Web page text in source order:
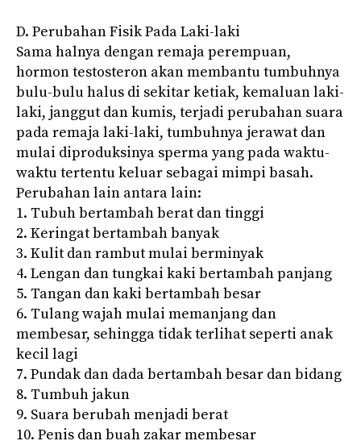
D. Perubahan Fisik Pada Laki-laki
Sama halnya dengan remaja perempuan,
hormon testosteron akan membantu tumbuhnya
bulu-bulu halus di sekitar ketiak, kemaluan laki-
laki, janggut dan kumis, terjadi perubahan suara
pada remaja laki-laki, tumbuhnya jerawat dan
mulai diproduksinya sperma yang pada waktu-
waktu tertentu keluar sebagai mimpi basah.
Perubahan lain antara lain:
1. Tubuh bertambah berat dan tinggi
2. Keringat bertambah banyak
3. Kulit dan rambut mulai berminyak
4. Lengan dan tungkai kaki bertambah panjang
5. Tangan dan kaki bertambah besar
6. Tulang wajah mulai memanjang dan
membesar, sehingga tidak terlihat seperti anak
kecil lagi
7. Pundak dan dada bertambah besar dan bidang
8. Tumbuh jakun
9. Suara berubah menjadi berat
10. Penis dan buah zakar membesar